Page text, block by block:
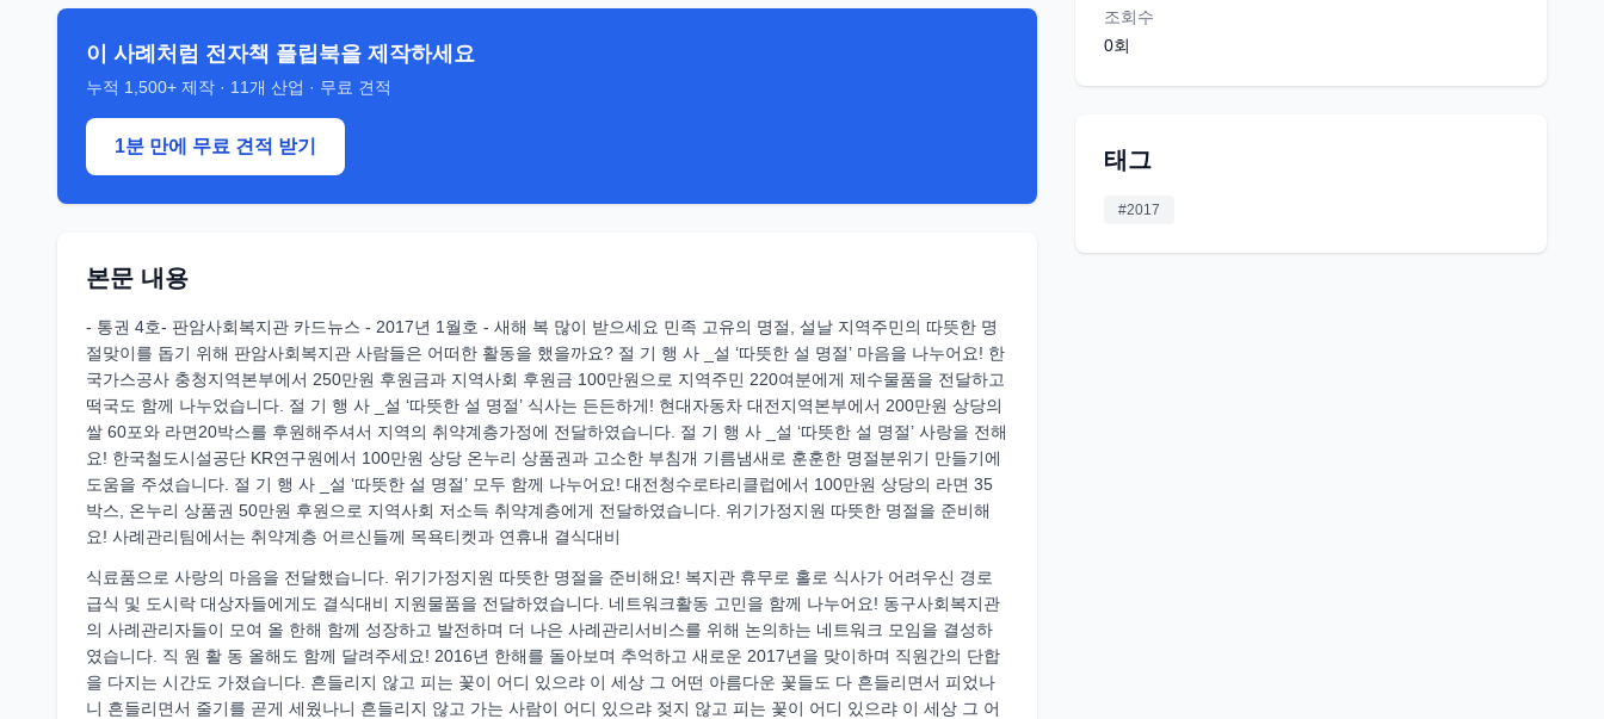
이 사례처럼 전자책 플립북을 제작하세요
누적 1,500+ 제작 · 11 개 산업 · 무료 견적
1분 만에 무료 견적 받기
본문 내용
- 통권 4호- 판암사회복지관 카드뉴스 - 2017년 1월호 - 새해 복 많이 받으세요 민족 고유의 명절, 설날 지역주민의 따뜻한 명
절맞이를 돕기 위해 판암사회복지관 사람들은 어떠한 활동을 했을까요? 절 기 행 사 _설 ‘따뜻한 설 명절’ 마음을 나누어요! 한
국가스공사 충청지역본부에서 250만원 후원금과 지역사회 후원금 100만원으로 지역주민 220여분에게 제수물품을 전달하고
떡국도 함께 나누었습니다. 절 기 행 사 _설 ‘따뜻한 설 명절’ 식사는 든든하게! 현대자동차 대전지역본부에서 200만원 상당의
쌀 60포와 라면20박스를 후원해주셔서 지역의 취약계층가정에 전달하였습니다. 절 기 행 사 _설 ‘따뜻한 설 명절’ 사랑을 전해
요! 한국철도시설공단 KR연구원에서 100만원 상당 온누리 상품권과 고소한 부침개 기름냄새로 훈훈한 명절분위기 만들기에
도움을 주셨습니다. 절 기 행 사 _설 ‘따뜻한 설 명절’ 모두 함께 나누어요! 대전청수로타리클럽에서 100만원 상당의 라면 35
박스, 온누리 상품권 50만원 후원으로 지역사회 저소득 취약계층에게 전달하였습니다. 위기가정지원 따뜻한 명절을 준비해
요! 사례관리팀에서는 취약계층 어르신들께 목욕티켓과 연휴내 결식대비
식료품으로 사랑의 마음을 전달했습니다. 위기가정지원 따뜻한 명절을 준비해요! 복지관 휴무로 홀로 식사가 어려우신 경로
급식 및 도시락 대상자들에게도 결식대비 지원물품을 전달하였습니다. 네트워크활동 고민을 함께 나누어요! 동구사회복지관
의 사례관리자들이 모여 올 한해 함께 성장하고 발전하며 더 나은 사례관리서비스를 위해 논의하는 네트워크 모임을 결성하
였습니다. 직 원 활 동 올해도 함께 달려주세요! 2016년 한해를 돌아보며 추억하고 새로운 2017년을 맞이하며 직원간의 단합
을 다지는 시간도 가졌습니다. 흔들리지 않고 피는 꽃이 어디 있으랴 이 세상 그 어떤 아름다운 꽃들도 다 흔들리면서 피었나
니 흔들리면서 줄기를 곧게 세웠나니 흔들리지 않고 가는 사람이 어디 있으랴 젖지 않고 피는 꽃이 어디 있으랴 이 세상 그 어
조회수
0회
태그
#2017